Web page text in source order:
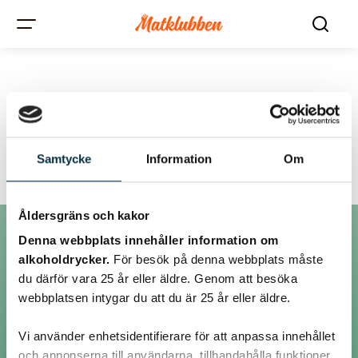
Samtycke Information Om
Åldersgräns och kakor
Denna webbplats innehåller information om
alkoholdrycker. För besök på denna webbplats måste
du därför vara 25 år eller äldre. Genom att besöka
webbplatsen intygar du att du är 25 år eller äldre.
Vi använder enhetsidentifierare för att anpassa innehållet
spetskaka
Inlägg